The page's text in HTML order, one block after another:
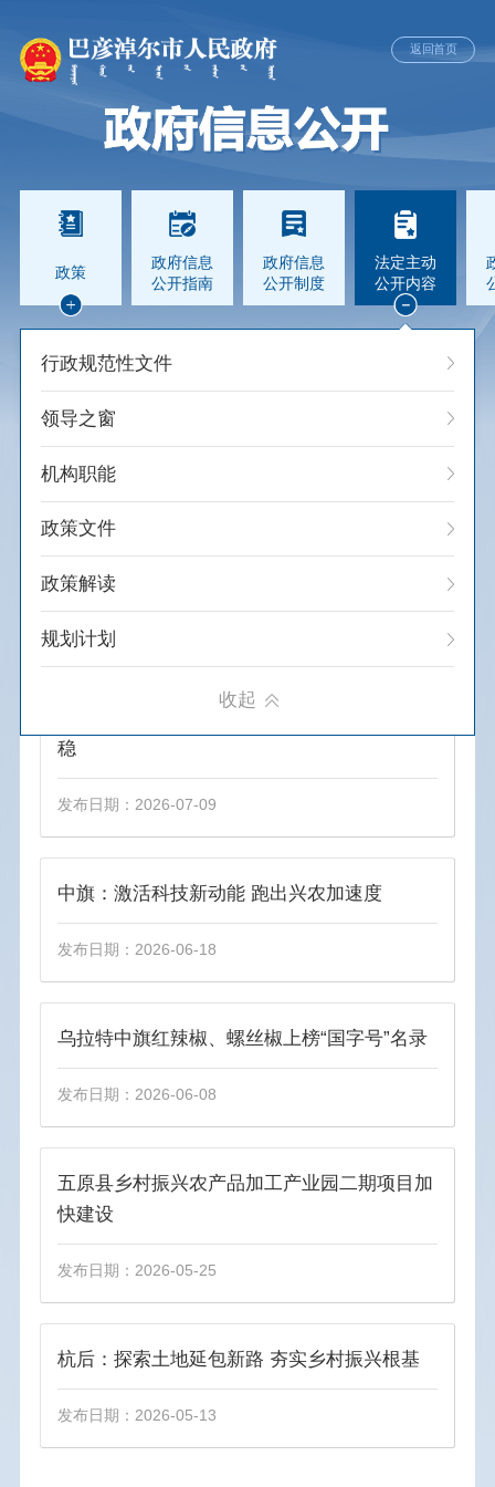
返回首页
政策
政府信息
公开指南
政府信息
公开制度
法定主动
公开内容
行政规范性文件
领导之窗
机构职能
政策文件
政策解读
规划计划
建议提案办理
重大决策预公开
重大会议
重点领域信息公开
养老服务
乡村振兴
义务教育
食品安全
生态环境
安全生产
医疗卫生
招商引资
助企纾困
收起
乡村振兴
磴口县：沃土兴农绘丰景 产业富民谱新篇
发布日期：2026-07-31
稳
发布日期：2026-07-09
中旗：激活科技新动能 跑出兴农加速度
发布日期：2026-06-18
乌拉特中旗红辣椒、螺丝椒上榜“国字号”名录
发布日期：2026-06-08
五原县乡村振兴农产品加工产业园二期项目加
快建设
发布日期：2026-05-25
杭后：探索土地延包新路 夯实乡村振兴根基
发布日期：2026-05-13